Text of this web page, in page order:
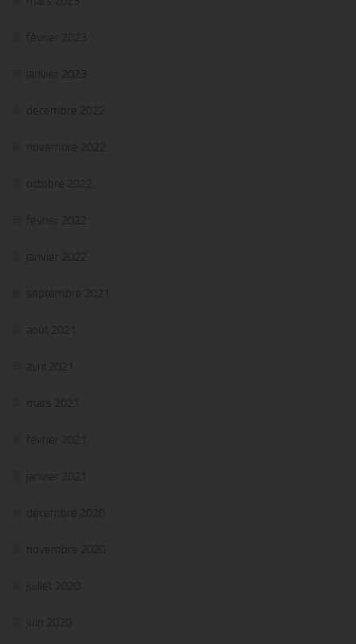
février 2023
janvier 2023
décembre 2022
novembre 2022
octobre 2022
février 2022
janvier 2022
septembre 2021
août 2021
avril 2021
mars 2021
février 2021
janvier 2021
décembre 2020
novembre 2020
juillet 2020
juin 2020